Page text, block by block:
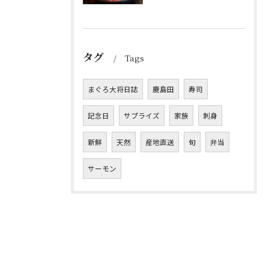
タグ Tags
まぐろ大将日誌 鹿島田 寿司
記念日 サプライズ 家族 刺身
新鮮 天然 産地直送 旬 弁当
サーモン